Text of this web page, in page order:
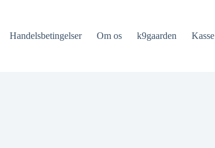
Handelsbetingelser Om os k9gaarden Kasse